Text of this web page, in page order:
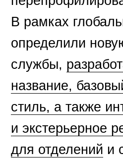
В рамках
определили
службы,
название,
стиль, а также
и экстерьерное
для отделений и